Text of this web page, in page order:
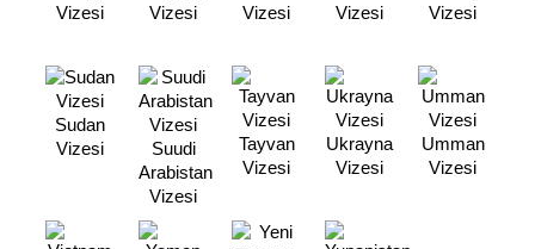
Vizesi
Vizesi
Vizesi
Vizesi
Vizesi
Sudan
Vizesi
Suudi
Arabistan
Vizesi
Tayvan
Vizesi
Ukrayna
Vizesi
Umman
Vizesi